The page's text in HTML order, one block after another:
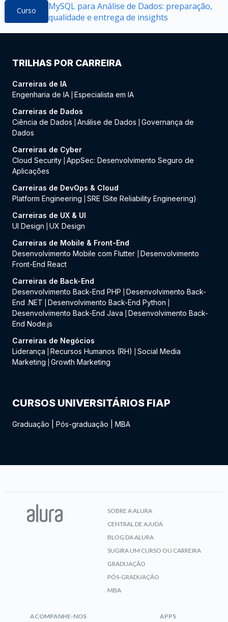
Curso
MySQL para Análise de Dados: preparação,
qualidade e entrega de insights
TRILHAS POR CARREIRA
Carreiras de IA
Engenharia de IA Especialista em IA
Carreiras de Dados
Ciência de Dados
Análise de Dados
Governança de
Dados
Carreiras de Cyber
Cloud Security AppSec: Desenvolvimento Seguro de
Aplicações
Carreiras de DevOps & Cloud
Platform Engineering
SRE (Site Reliability Engineering)
Carreiras de UX & UI
UI Design
UX Design
Carreiras de Mobile & Front-End
Desenvolvimento Mobile com Flutter
Desenvolvimento
Front-End React
Carreiras de Back-End
Desenvolvimento Back-End PHP
Desenvolvimento Back-
End .NET
Desenvolvimento Back-End Python
Desenvolvimento Back-End Java
Desenvolvimento Back-
End Node.js
Carreiras de Negócios
Liderança
Recursos Humanos (RH)
Social Media
Marketing
Growth Marketing
CURSOS UNIVERSITÁRIOS FIAP
Graduação Pós-graduação MBA
SOBRE A ALURA
CENTRAL DE AJUDA
BLOG DA ALURA
SUGIRA UM CURSO OU CARREIRA
GRADUAÇÃO
PÓS-GRADUAÇÃO
MBA
ACOMPANHE-NOS APPS